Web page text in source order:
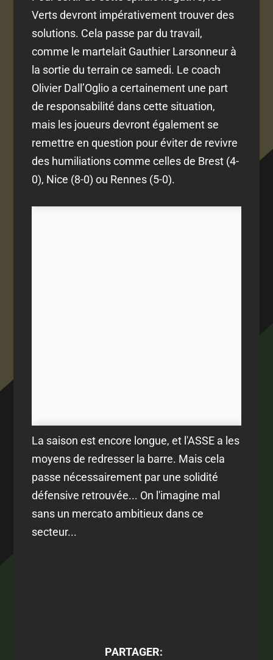
Verts devront impérativement trouver des
solutions. Cela passe par du travail,
comme le martelait Gauthier Larsonneur à
la sortie du terrain ce samedi. Le coach
Olivier Dall’Oglio a certainement une part
de responsabilité dans cette situation,
mais les joueurs devront également se
remettre en question pour éviter de revivre
des humiliations comme celles de Brest (4-
0), Nice (8-0) ou Rennes (5-0).
La saison est encore longue, et l'ASSE a les
moyens de redresser la barre. Mais cela
passe nécessairement par une solidité
défensive retrouvée... On l'imagine mal
sans un mercato ambitieux dans ce
secteur...
PARTAGER: